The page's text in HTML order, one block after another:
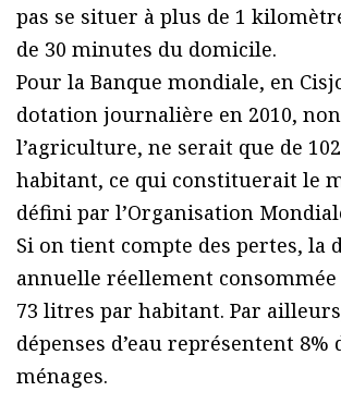
pas se situer à plus de 1
de 30 minutes du domicile.
Pour la Banque mondiale, en
dotation journalière en 2010,
l’agriculture, ne serait que de
habitant, ce qui constituerait le
défini par l’Organisation
Si on tient compte des pertes, la
annuelle réellement consommée
73 litres par habitant. Par
dépenses d’eau représentent 8%
ménages.